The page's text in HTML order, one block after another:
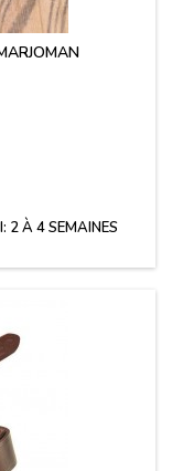
2 À 4 SEMAINES